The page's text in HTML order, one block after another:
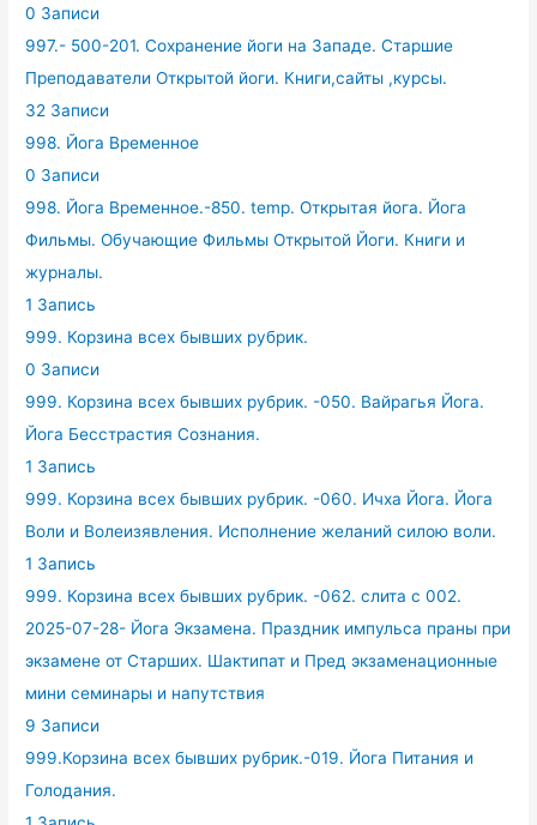
0 Записи
997.- 500-201. Сохранение йоги на Западе. Старшие
Преподаватели Открытой йоги. Книги,сайты ,курсы.
32 Записи
998. Йога Временное
0 Записи
998. Йога Временное.-850. temp. Открытая йога. Йога
Фильмы. Обучающие Фильмы Открытой Йоги. Книги и
журналы.
1 Запись
999. Корзина всех бывших рубрик.
0 Записи
999. Корзина всех бывших рубрик. -050. Вайрагья Йога.
Йога Бесстрастия Сознания.
1 Запись
999. Корзина всех бывших рубрик. -060. Ичха Йога. Йога
Воли и Волеизявления. Исполнение желаний силою воли.
1 Запись
999. Корзина всех бывших рубрик. -062. слита с 002.
2025-07-28- Йога Экзамена. Праздник импульса праны при
экзамене от Старших. Шактипат и Пред экзаменационные
мини семинары и напутствия
9 Записи
999.Корзина всех бывших рубрик.-019. Йога Питания и
Голодания.